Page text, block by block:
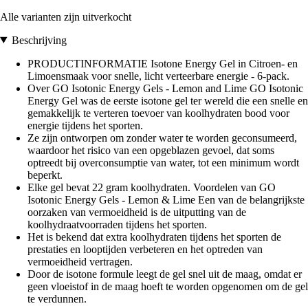
Alle varianten zijn uitverkocht
Beschrijving
PRODUCTINFORMATIE Isotone Energy Gel in Citroen- en
Limoensmaak voor snelle, licht verteerbare energie - 6-pack.
Over GO Isotonic Energy Gels - Lemon and Lime GO Isotonic
Energy Gel was de eerste isotone gel ter wereld die een snelle en
gemakkelijk te verteren toevoer van koolhydraten bood voor
energie tijdens het sporten.
Ze zijn ontworpen om zonder water te worden geconsumeerd,
waardoor het risico van een opgeblazen gevoel, dat soms
optreedt bij overconsumptie van water, tot een minimum wordt
beperkt.
Elke gel bevat 22 gram koolhydraten. Voordelen van GO
Isotonic Energy Gels - Lemon & Lime Een van de belangrijkste
oorzaken van vermoeidheid is de uitputting van de
koolhydraatvoorraden tijdens het sporten.
Het is bekend dat extra koolhydraten tijdens het sporten de
prestaties en looptijden verbeteren en het optreden van
vermoeidheid vertragen.
Door de isotone formule leegt de gel snel uit de maag, omdat er
geen vloeistof in de maag hoeft te worden opgenomen om de gel
te verdunnen.